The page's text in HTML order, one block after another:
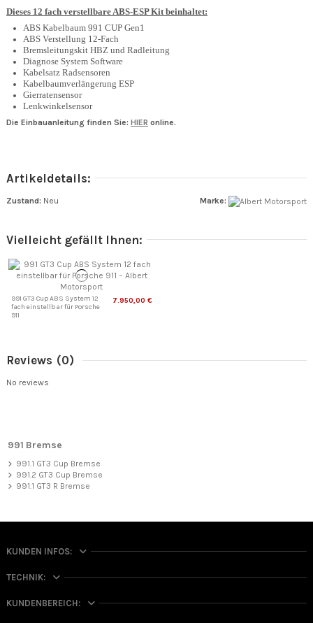
Dieses 12 fach verstellbare ABS-ESP Kit beinhaltet:
ABS Kabelbaum 991 CUP Gen1
ABS Verstellung 12-Fach
Bremsleitungskit HBZ und Radleitung
Diagnose System Software
Kabelsatz Radsensoren
Kabelbaumverlängerung ESP
Gierratensensor
Lenkwinkelsensor
Die Einbauanleitung finden Sie: HIER online.
Artikeldetails:
Marke:
Zustand: Neu
Vielleicht gefällt Ihnen:
991 GT3 Cup ABS System 12
fach einstellbar für Porsche
911
7.950,00 €
Reviews (0)
No reviews
991 Bremse
991.1 GT3 Cup Bremse
991.2 GT3 Cup Bremse
991.1 GT3 R Bremse
KUNDEN INFOS:
TECHNIK:
KUNDENBEREICH: